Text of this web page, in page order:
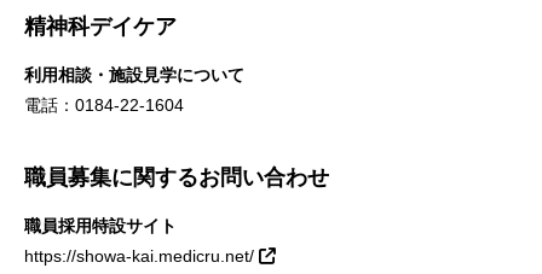
精神科デイケア
利用相談・施設見学について
電話：0184-22-1604
職員募集に関するお問い合わせ
職員採用特設サイト
https://showa-kai.medicru.net/